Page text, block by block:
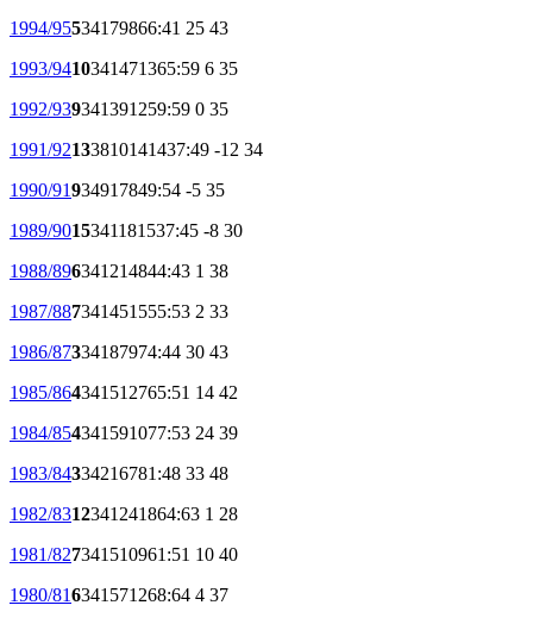
1994/95534179866:41 25 43
1993/9410341471365:59 6 35
1992/939341391259:59 0 35
1991/92133810141437:49 -12 34
1990/91934917849:54 -5 35
1989/9015341181537:45 -8 30
1988/896341214844:43 1 38
1987/887341451555:53 2 33
1986/87334187974:44 30 43
1985/864341512765:51 14 42
1984/854341591077:53 24 39
1983/84334216781:48 33 48
1982/8312341241864:63 1 28
1981/827341510961:51 10 40
1980/816341571268:64 4 37